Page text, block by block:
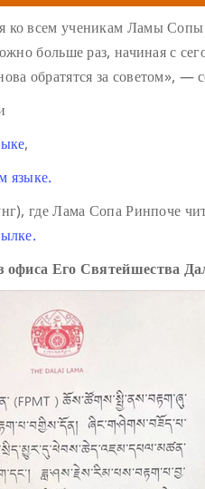
всем ученикам Ламы Сопы
больше раз, начиная с
обратятся за советом», —
,
языке.
где Лама Сопа Ринпоче
офиса Его Святейшества